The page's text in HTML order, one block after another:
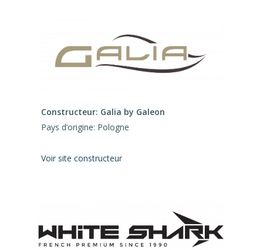
Constructeur: Galia by Galeon
Pays d’origine: Pologne
Voir site constructeur